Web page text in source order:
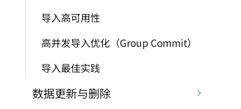
导入高可用性
高并发导入优化（Group Commit）
导入最佳实践
数据更新与删除